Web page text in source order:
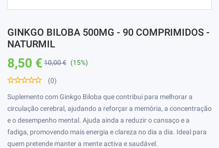
GINKGO BILOBA 500MG - 90 COMPRIMIDOS -
NATURMIL
8,50 € 10,00 € (15%)
(0)
Suplemento com Ginkgo Biloba que contribui para melhorar a
circulação cerebral, ajudando a reforçar a memória, a concentração
e o desempenho mental. Ajuda ainda a reduzir o cansaço e a
fadiga, promovendo mais energia e clareza no dia a dia. Ideal para
quem pretende manter a mente activa e saudável.